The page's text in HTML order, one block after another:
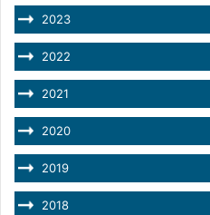
2023
2022
2021
2020
2019
2018